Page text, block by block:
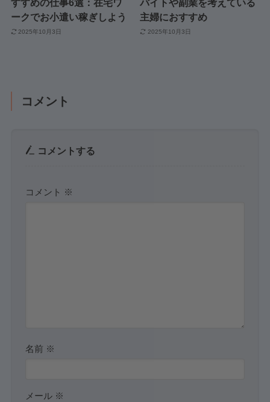
すすめの仕事6選：在宅ワ
ークでお小遣い稼ぎしよう
2025年10月3日
バイトや副業を考えている
主婦におすすめ
2025年10月3日
コメント
コメントする
コメント ※
名前 ※
メール ※